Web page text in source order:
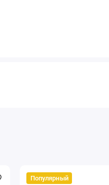
Популярный